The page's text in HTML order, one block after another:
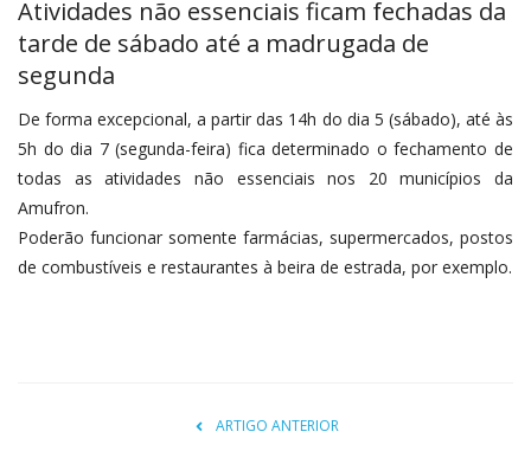
Atividades não essenciais ficam fechadas da
tarde de sábado até a madrugada de
segunda
De forma excepcional, a partir das 14h do dia 5 (sábado), até às
5h do dia 7 (segunda-feira) fica determinado o fechamento de
todas as atividades não essenciais nos 20 municípios da
Amufron.
Poderão funcionar somente farmácias, supermercados, postos
de combustíveis e restaurantes à beira de estrada, por exemplo.
ARTIGO ANTERIOR